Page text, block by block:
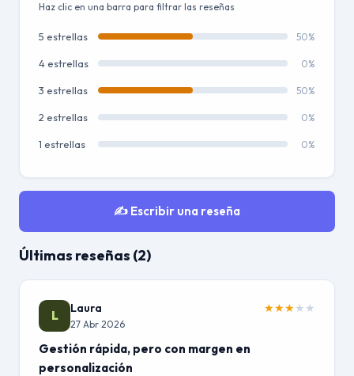
Haz clic en una barra para filtrar las reseñas
5 estrellas 50%
4 estrellas 0%
3 estrellas 50%
2 estrellas 0%
1 estrellas 0%
✍️ Escribir una reseña
Últimas reseñas (2)
L Laura
27 Abr 2026
★★★★ ★
Gestión rápida, pero con margen en
personalización